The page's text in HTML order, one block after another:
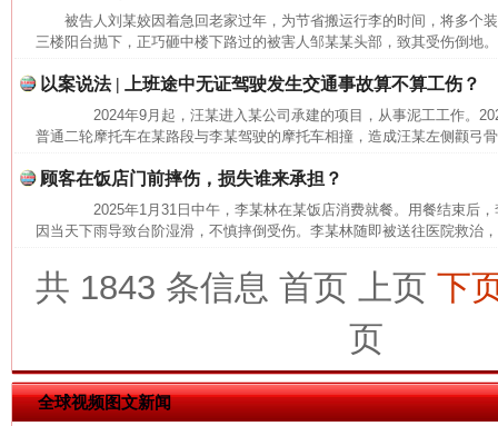
被告人刘某姣因着急回老家过年，为节省搬运行李的时间，将多个
三楼阳台抛下，正巧砸中楼下路过的被害人邹某某头部，致其受伤倒地
以案说法 | 上班途中无证驾驶发生交通事故算不算工伤？
2024年9月起，汪某进入某公司承建的项目，从事泥工工作。
普通二轮摩托车在某路段与李某驾驶的摩托车相撞，造成汪某左侧颧弓
顾客在饭店门前摔伤，损失谁来承担？
2025年1月31日中午，李某林在某饭店消费就餐。用餐结束后，
因当天下雨导致台阶湿滑，不慎摔倒受伤。李某林随即被送往医院救治
共 1843 条信息 首页 上页 下
页
全球视频图文新闻